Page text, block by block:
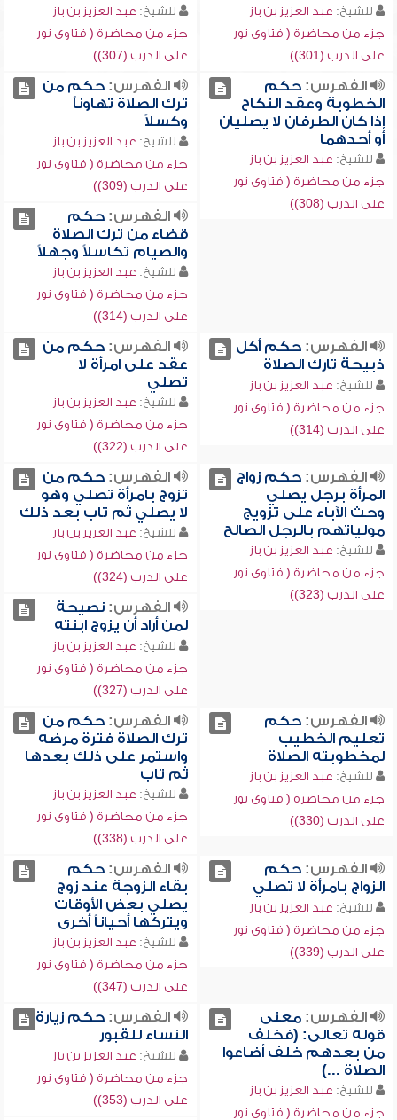
للشيخ: عبد العزيز بن باز
جزء من محاضرة ( فتاوى نور
على الدرب (301))
للشيخ: عبد العزيز بن باز
جزء من محاضرة ( فتاوى نور
على الدرب (307))
الفهرس:حكم
الخطوبة وعقد النكاح
إذا كان الطرفان لا يصليان
أو أحدهما
للشيخ: عبد العزيز بن باز
جزء من محاضرة ( فتاوى نور
على الدرب (308))
الفهرس:حكم من
ترك الصلاة تهاوناً
وكسلاً
للشيخ: عبد العزيز بن باز
جزء من محاضرة ( فتاوى نور
على الدرب (309))
الفهرس:حكم
قضاء من ترك الصلاة
والصيام تكاسلاً وجهلاً
للشيخ: عبد العزيز بن باز
جزء من محاضرة ( فتاوى نور
على الدرب (314))
الفهرس:حكم أكل
ذبيحة تارك الصلاة
للشيخ: عبد العزيز بن باز
جزء من محاضرة ( فتاوى نور
على الدرب (314))
الفهرس:حكم من
عقد على امرأة لا
تصلي
للشيخ: عبد العزيز بن باز
جزء من محاضرة ( فتاوى نور
على الدرب (322))
الفهرس:حكم زواج
المرأة برجل يصلي
وحث الآباء على تزويج
مولياتهم بالرجل الصالح
للشيخ: عبد العزيز بن باز
جزء من محاضرة ( فتاوى نور
على الدرب (323))
الفهرس:حكم من
تزوج بامرأة تصلي وهو
لا يصلي ثم تاب بعد ذلك
للشيخ: عبد العزيز بن باز
جزء من محاضرة ( فتاوى نور
على الدرب (324))
الفهرس:نصيحة
لمن أراد أن يزوج ابنته
للشيخ: عبد العزيز بن باز
جزء من محاضرة ( فتاوى نور
على الدرب (327))
الفهرس:حكم
تعليم الخطيب
لمخطوبته الصلاة
للشيخ: عبد العزيز بن باز
جزء من محاضرة ( فتاوى نور
على الدرب (330))
الفهرس:حكم من
ترك الصلاة فترة مرضه
واستمر على ذلك بعدها
ثم تاب
للشيخ: عبد العزيز بن باز
جزء من محاضرة ( فتاوى نور
على الدرب (338))
الفهرس:حكم
الزواج بامرأة لا تصلي
للشيخ: عبد العزيز بن باز
جزء من محاضرة ( فتاوى نور
على الدرب (339))
الفهرس:حكم
بقاء الزوجة عند زوج
يصلي بعض الأوقات
ويتركها أحياناً أخرى
للشيخ: عبد العزيز بن باز
جزء من محاضرة ( فتاوى نور
على الدرب (347))
الفهرس:معنى
قوله تعالى: (فخلف
من بعدهم خلف أضاعوا
الصلاة ...)
للشيخ: عبد العزيز بن باز
جزء من محاضرة ( فتاوى نور
الفهرس:حكم زيارة
النساء للقبور
للشيخ: عبد العزيز بن باز
جزء من محاضرة ( فتاوى نور
على الدرب (353))